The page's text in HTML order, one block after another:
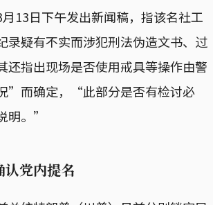
13日下午发出新闻稿，指该名社工
录疑有不实而涉犯刑法伪造文书、过
指出现场是否使用戒具等操作由警
”而确定，“此部分是否有检讨必
明。”
认党内提名